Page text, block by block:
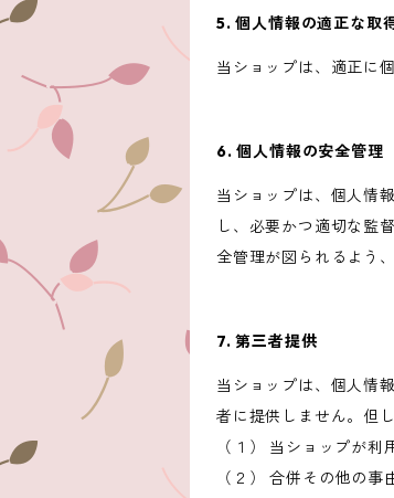
5. 個人情報の適正な取
当ショップは、適正に
6. 個人情報の安全管理
当ショップは、個人情
し、必要かつ適切な監
全管理が図られるよう
7. 第三者提供
当ショップは、個人情
者に提供しません。但
（１） 当ショップが
（２） 合併その他の